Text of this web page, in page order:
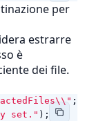
per
estrarre
è
dei file.
;
set." );